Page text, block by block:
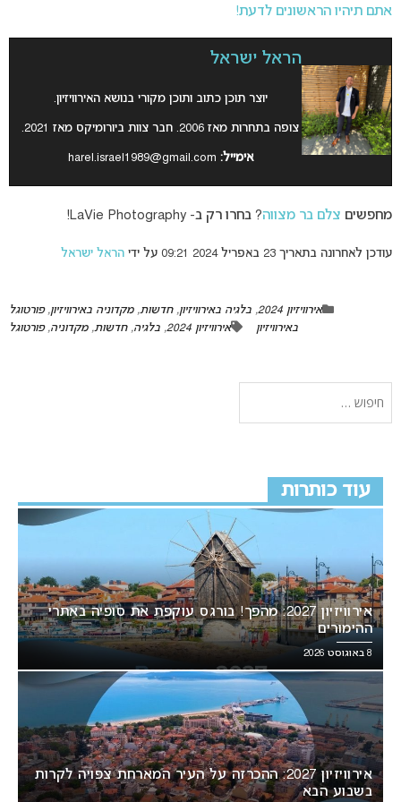
אתם תיהיו הראשונים לדעת!
הראל ישראל
יוצר תוכן כתוב ותוכן מקורי בנושא האירוויזיון.
צופה בתחרות מאז 2006. חבר צוות ביורומיקס מאז 2021.
אימייל: harel.israel1989@gmail.com
מחפשים צלם בר מצווה? בחרו רק ב- LaVie Photography!
עודכן לאחרונה בתאריך 23 באפריל 2024 09:21 על ידי הראל ישראל
אירוויזיון 2024 , בלגיה באירוויזיון,חדשות,מקדוניה באירוויזיון,פורטוגל
באירוויזיון
אירוויזיון 2024 , בלגיה,חדשות,מקדוניה,פורטוגל
עוד כותרות
אירוויזיון 2027: מהפך! בורגס עוקפת את סופיה באתרי
ההימורים
8 באוגוסט 2026
אירוויזיון 2027: ההכרזה על העיר המארחת צפויה לקרות
בשבוע הבא